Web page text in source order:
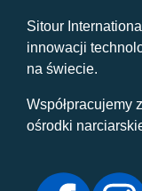
Sitour
innowacji
na świecie.
Współpracujemy
ośrodki